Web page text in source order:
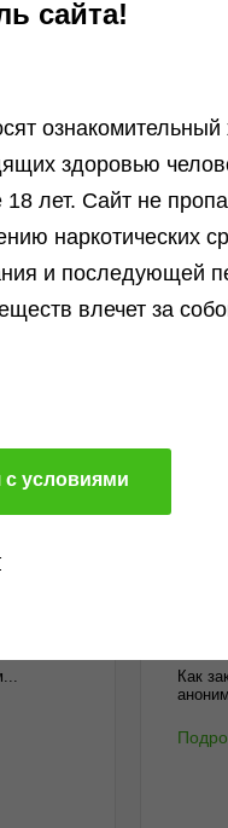
сорт
индика
гр.м²
1 семя
1 200 ₽
10 семян
складе
В корзину
Подробнее
Как
сайта!
ознакомительный
здоровью
лет. Сайт не
наркотических
и последующей
влечет за
с условиями